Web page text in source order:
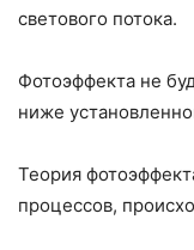
светового потока.
Фотоэффекта не
ниже
Теория
процессов,